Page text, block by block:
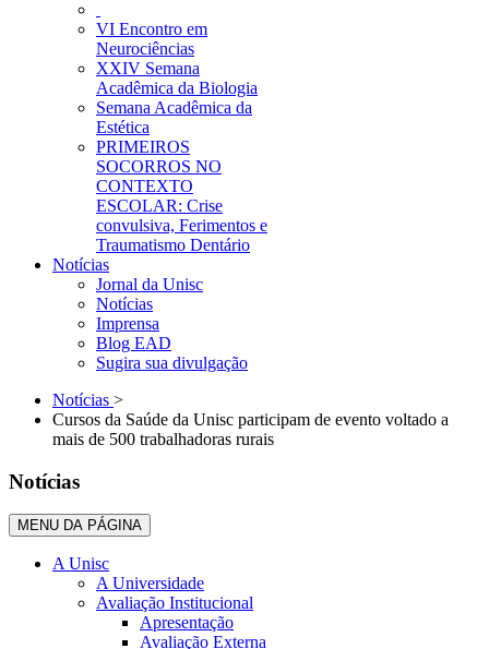
VI Encontro em
Neurociências
XXIV Semana
Acadêmica da Biologia
Semana Acadêmica da
Estética
PRIMEIROS
SOCORROS NO
CONTEXTO
ESCOLAR: Crise
convulsiva, Ferimentos e
Traumatismo Dentário
Notícias
Jornal da Unisc
Notícias
Imprensa
Blog EAD
Sugira sua divulgação
Notícias >
Cursos da Saúde da Unisc participam de evento voltado a
mais de 500 trabalhadoras rurais
Notícias
MENU DA PÁGINA
A Unisc
A Universidade
Avaliação Institucional
Apresentação
Avaliação Externa